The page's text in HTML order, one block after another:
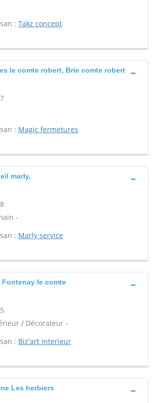
: Takz concept
Ie comte robert, Brie comte robert
: Magic fermetures
marly,
-
: Marly service
le comte
/ Décorateur -
: Biz'art interieur
Les herbiers